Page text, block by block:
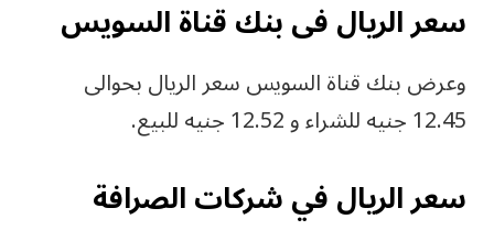
‎وعرض بنك قناة السويس سعر الريال بحوالى
12.45 جنيه للشراء و 12.52 جنيه للبيع.